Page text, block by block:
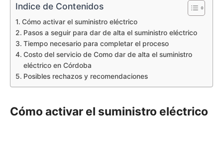
Indice de Contenidos
Cómo activar el suministro eléctrico
Pasos a seguir para dar de alta el suministro eléctrico
Tiempo necesario para completar el proceso
Costo del servicio de Como dar de alta el suministro
eléctrico en Córdoba
Posibles rechazos y recomendaciones
Cómo activar el suministro eléctrico